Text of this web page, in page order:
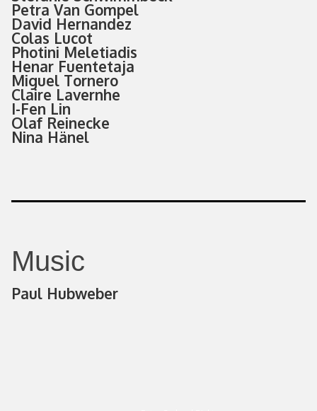
Petra Van Gompel
David Hernandez
Colas Lucot
Photini Meletiadis
Henar Fuentetaja
Miguel Tornero
Claire Lavernhe
I-Fen Lin
Olaf Reinecke
Nina Hänel
Music
Paul Hubweber